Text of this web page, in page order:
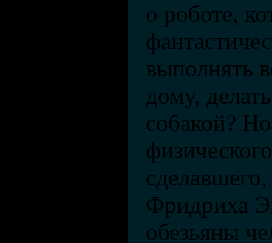
о роботе,
выполнять
дому,
собакой?
Фридриха
обезьяны